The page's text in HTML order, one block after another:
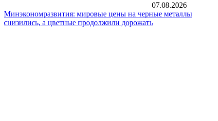
07.08.2026
Минэкономразвития: мировые цены на черные металлы
снизились, а цветные продолжили дорожать